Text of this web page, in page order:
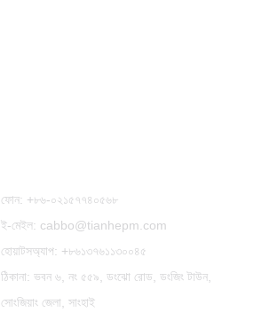
ফোন: +৮৬-০২১৫৭৭৪০৫৬৮
ই-মেইল: cabbo@tianhepm.com
হোয়াটসঅ্যাপ: +৮৬১৩৭৬১১৩০০৪৫
ঠিকানা: ভবন ৬, নং ৫৫৯, ডংঝো রোড, ডংজিং টাউন,
সোংজিয়াং জেলা, সাংহাই